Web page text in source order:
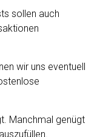
sollen auch
wir uns eventuell
Manchmal genügt